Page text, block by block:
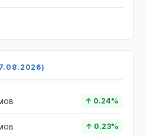
↑ 0.24%
↑ 0.23%